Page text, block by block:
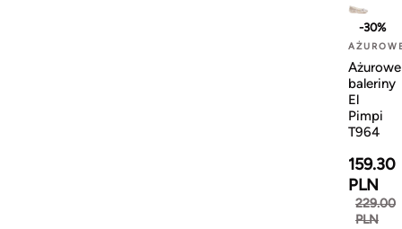
-30%
Ażurowe
baleriny
El
Pimpi
T964
159.30
PLN
229.00
PLN